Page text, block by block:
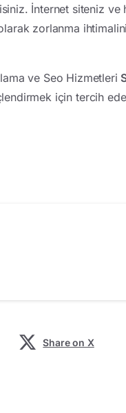
İnternet siteniz ve
zorlanma
ve Seo Hizmetleri
için tercih
Share on X